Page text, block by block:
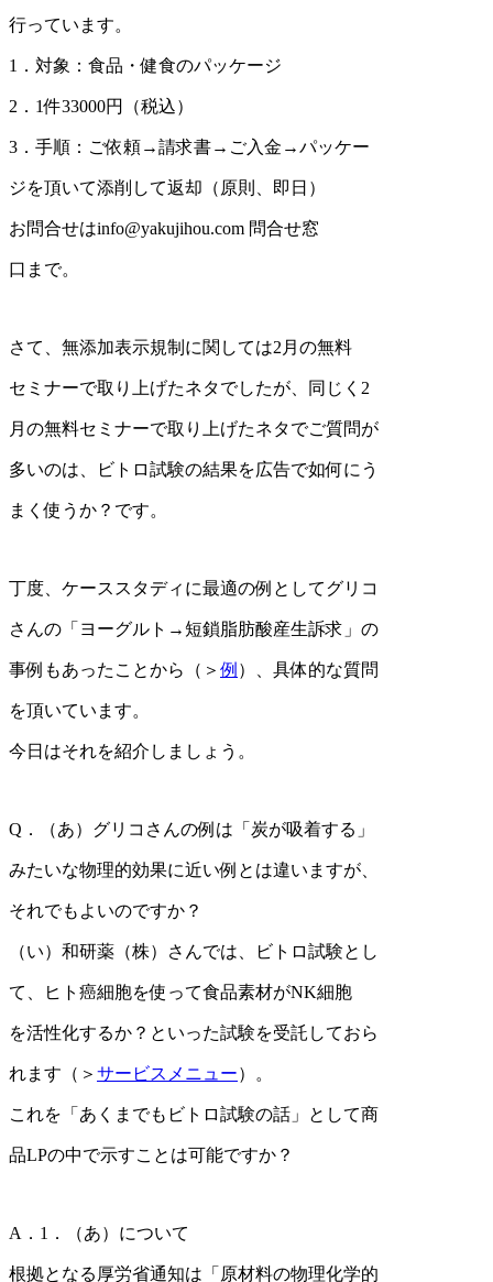
行っています。
1．対象：食品・健食のパッケージ
2．1件33000円（税込）
3．手順：ご依頼→請求書→ご入金→パッケー
ジを頂いて添削して返却（原則、即日）
お問合せはinfo@yakujihou.com 問合せ窓
口まで。
さて、無添加表示規制に関しては2月の無料
セミナーで取り上げたネタでしたが、同じく2
月の無料セミナーで取り上げたネタでご質問が
多いのは、ビトロ試験の結果を広告で如何にう
まく使うか？です。
丁度、ケーススタディに最適の例としてグリコ
さんの「ヨーグルト→短鎖脂肪酸産生訴求」の
事例もあったことから（＞ 例 ）、具体的な質問
を頂いています。
今日はそれを紹介しましょう。
Q．（あ）グリコさんの例は「炭が吸着する」
みたいな物理的効果に近い例とは違いますが、
それでもよいのですか？
（い）和研薬（株）さんでは、ビトロ試験とし
て、ヒト癌細胞を使って食品素材がNK細胞
を活性化するか？といった試験を受託しておら
れます（＞ サービスメニュー）。
これを「あくまでもビトロ試験の話」として商
品LPの中で示すことは可能ですか？
A．1．（あ）について
根拠となる厚労省通知は「原材料の物理化学的